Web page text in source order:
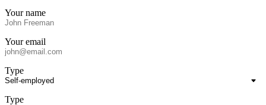
Your name
Your email
Type
Type